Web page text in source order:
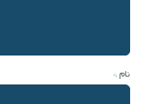
نام *